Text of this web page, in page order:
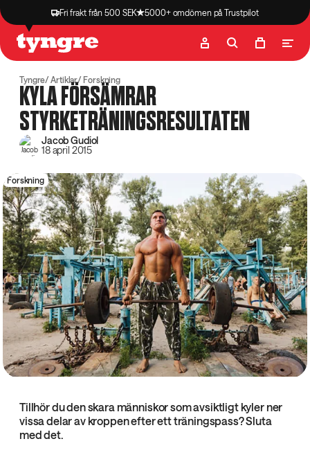
Fri frakt från 500 SEK 5000+ omdömen på Trustpilot
Butik Recept
Tyngre Artiklar Forskning
KYLA FÖRSÄMRAR
STYRKETRÄNINGSRESULTATEN
Jacob Gudiol
18 april 2015
Forskning
Tillhör du den skara människor som avsiktligt kyler ner
vissa delar av kroppen efter ett träningspass? Sluta
med det.